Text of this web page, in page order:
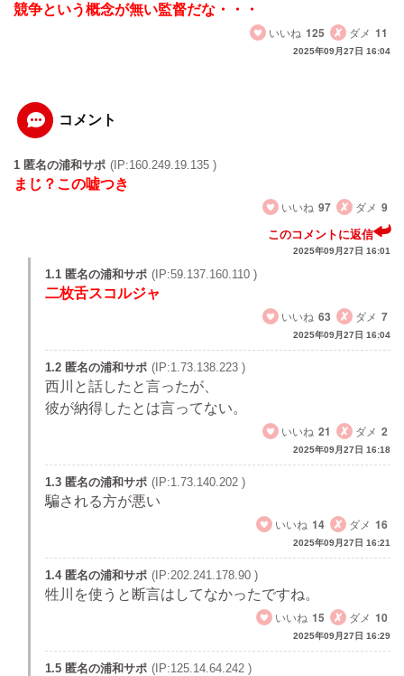
競争という概念が無い監督だな・・・
いいね 125 ダメ 11
2025年09月27日 16:04
コメント
1 匿名の浦和サポ (IP:160.249.19.135 )
まじ？この嘘つき
いいね 97 ダメ 9
このコメントに返信
2025年09月27日 16:01
1.1 匿名の浦和サポ (IP:59.137.160.110 )
二枚舌スコルジャ
いいね 63 ダメ 7
2025年09月27日 16:04
1.2 匿名の浦和サポ (IP:1.73.138.223 )
西川と話したと言ったが、
彼が納得したとは言ってない。
いいね 21 ダメ 2
2025年09月27日 16:18
1.3 匿名の浦和サポ (IP:1.73.140.202 )
騙される方が悪い
いいね 14 ダメ 16
2025年09月27日 16:21
1.4 匿名の浦和サポ (IP:202.241.178.90 )
牲川を使うと断言はしてなかったですね。
いいね 15 ダメ 10
2025年09月27日 16:29
1.5 匿名の浦和サポ (IP:125.14.64.242 )